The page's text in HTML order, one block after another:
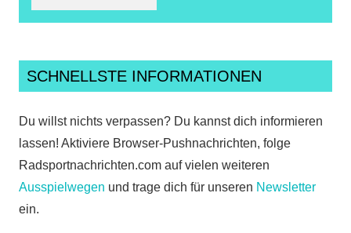
SCHNELLSTE INFORMATIONEN
Du willst nichts verpassen? Du kannst dich informieren
lassen! Aktiviere Browser-Pushnachrichten, folge
Radsportnachrichten.com auf vielen weiteren
Ausspielwegen und trage dich für unseren Newsletter
ein.